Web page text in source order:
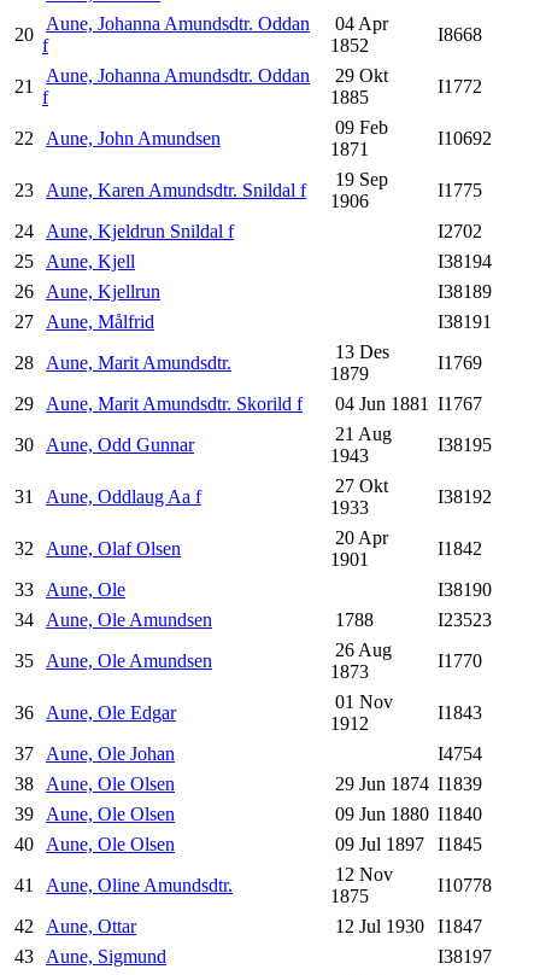
20
Aune, Johanna Amundsdtr. Oddan
f
04 Apr
1852
I8668
21
Aune, Johanna Amundsdtr. Oddan
f
29 Okt
1885
I1772
22 Aune, John Amundsen
09 Feb
1871
I10692
23 Aune, Karen Amundsdtr. Snildal f
19 Sep
1906
I1775
24 Aune, Kjeldrun Snildal f
I2702
25 Aune, Kjell
I38194
26 Aune, Kjellrun
I38189
27 Aune, Målfrid
I38191
28 Aune, Marit Amundsdtr.
13 Des
1879
I1769
29 Aune, Marit Amundsdtr. Skorild f 04 Jun 1881 I1767
30 Aune, Odd Gunnar
21 Aug
1943
I38195
31 Aune, Oddlaug Aa f
27 Okt
1933
I38192
32 Aune, Olaf Olsen
20 Apr
1901
I1842
33 Aune, Ole
I38190
34 Aune, Ole Amundsen 1788
I23523
35 Aune, Ole Amundsen
26 Aug
1873
I1770
36 Aune, Ole Edgar
01 Nov
1912
I1843
37 Aune, Ole Johan
I4754
38 Aune, Ole Olsen 29 Jun 1874 I1839
39 Aune, Ole Olsen 09 Jun 1880 I1840
40 Aune, Ole Olsen 09 Jul 1897
I1845
41
Aune, Oline Amundsdtr.
12 Nov
1875
I10778
42 Aune, Ottar 12 Jul 1930
I1847
43 Aune, Sigmund
I38197